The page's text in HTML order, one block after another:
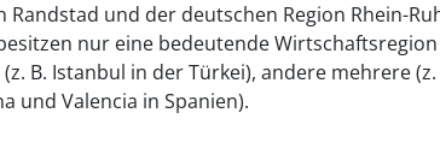
Randstad und der deutschen Region Rhein-
nur eine bedeutende
B. Istanbul in der Türkei), andere mehrere (z.
und Valencia in Spanien).